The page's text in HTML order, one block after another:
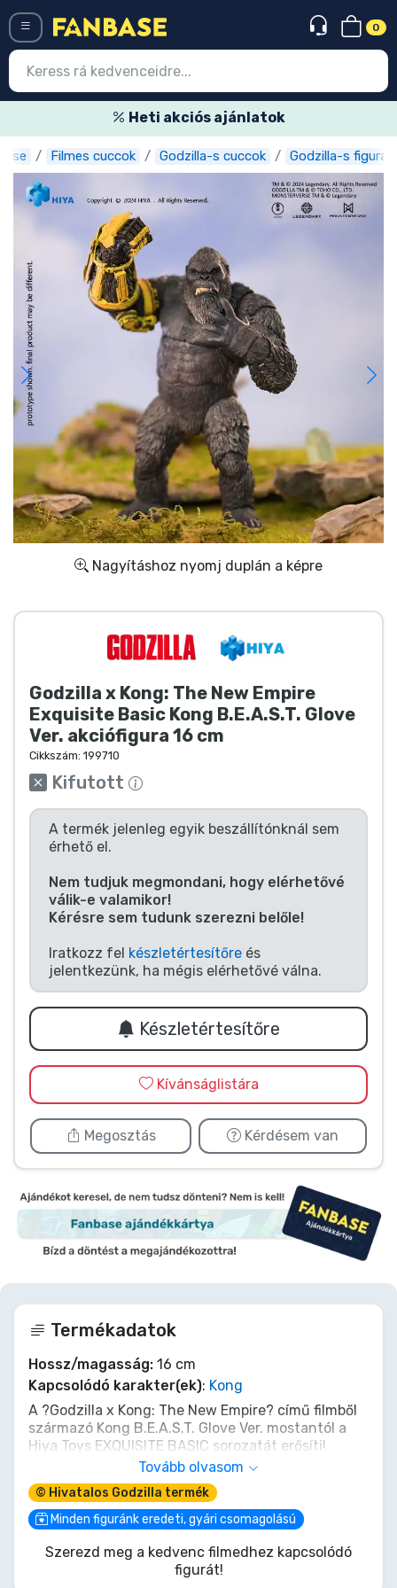
0
Heti akciós ajánlatok
Filmes cuccok Godzilla-s cuccok Godzilla-s figurák
Nagyításhoz nyomj duplán a képre
Godzilla x Kong: The New Empire
Exquisite Basic Kong B.E.A.S.T. Glove
Ver. akciófigura 16 cm
Cikkszám: 199710
Kifutott
A termék jelenleg egyik beszállítónknál sem
érhető el.
Nem tudjuk megmondani, hogy elérhetővé
válik-e valamikor!
Kérésre sem tudunk szerezni belőle!
Iratkozz fel készletértesítőre és
jelentkezünk, ha mégis elérhetővé válna.
Készletértesítőre
Kívánságlistára
Megosztás Kérdésem van
Termékadatok
Hossz/magasság: 16 cm
Kapcsolódó karakter(ek): Kong
A ?Godzilla x Kong: The New Empire? című filmből
származó Kong B.E.A.S.T. Glove Ver. mostantól a
Hiya Toys EXQUISITE BASIC sorozatát erősíti!
A ?Godzilla x Kong: The New Empire? idén jelent
meg. A filmben Kong és Godzilla egy kolosszális
összecsapásba keverednek egy ismeretlen
fenyegetéssel, amely a világunkban rejtőzik.
Mélyebbre ásva a titánok eredetébe.
Tovább olvasom
© Hivatalos Godzilla termék
Minden figuránk eredeti, gyári csomagolású
Szerezd meg a kedvenc filmedhez kapcsolódó
figurát!
Belépés Regisztráció
Legújabb cuccok
Akciós ajánlatok
Express szállítás
Előrendelhető cuccok
Ajándékkártya
Szállítás és fizetés
Sorozatos cuccok
Filmes cuccok
Animés cuccok
Gamer cuccok
Sportos cuccok
Zenés cuccok
Terméktípusok
Márkák